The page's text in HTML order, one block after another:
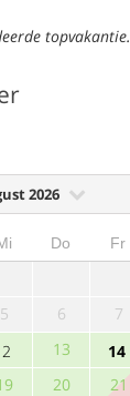
topvakantie.
2026
Do Fr
5 6 7
13 14
20 21